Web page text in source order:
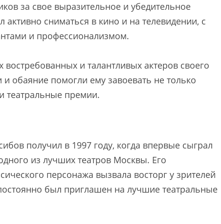
за свое выразительное и убедительное
активно сниматься в кино и на телевидении, с
и профессионализмом.
и талантливых актеров своего
обаяние помогли ему завоевать не только
театральные премии.
получил в 1997 году, когда впервые сыграл
из лучших театров Москвы. Его
персонажа вызвала восторг у зрителей
был приглашен на лучшие театральные